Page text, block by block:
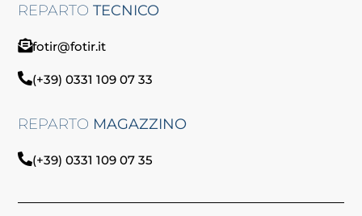
REPARTOTECNICO
fotir@fotir.it
(+39) 0331 109 07 33
REPARTO MAGAZZINO
(+39) 0331 109 07 35